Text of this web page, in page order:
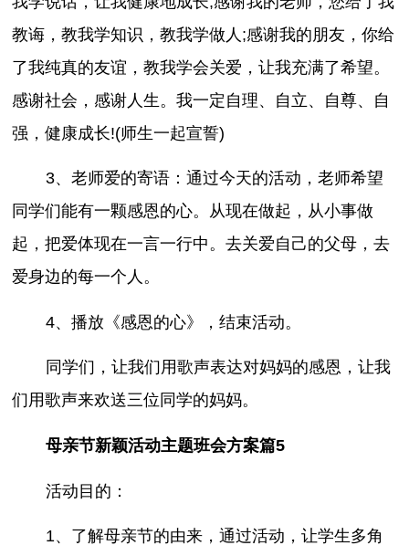
教诲，教我学知识，教我学做人;感谢我的朋友，你给
了我纯真的友谊，教我学会关爱，让我充满了希望。
感谢社会，感谢人生。我一定自理、自立、自尊、自
强，健康成长!(师生一起宣誓)
3、老师爱的寄语：通过今天的活动，老师希望
同学们能有一颗感恩的心。从现在做起，从小事做
起，把爱体现在一言一行中。去关爱自己的父母，去
爱身边的每一个人。
4、播放《感恩的心》，结束活动。
同学们，让我们用歌声表达对妈妈的感恩，让我
们用歌声来欢送三位同学的妈妈。
母亲节新颖活动主题班会方案篇5
活动目的：
1、了解母亲节的由来，通过活动，让学生多角